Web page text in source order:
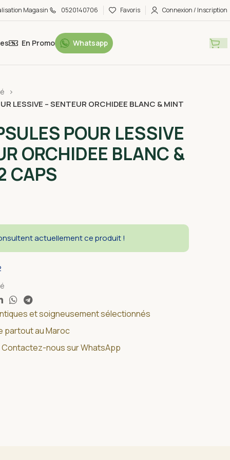
Magasin 0520140706 Favoris Connexion / Inscription
En Promo Whatsapp
LESSIVE – SENTEUR ORCHIDEE BLANC & MINT
POUR LESSIVE
ORCHIDEE BLANC &
CAPS
actuellement ce produit !
et soigneusement sélectionnés
partout au Maroc
Contactez-nous sur WhatsApp